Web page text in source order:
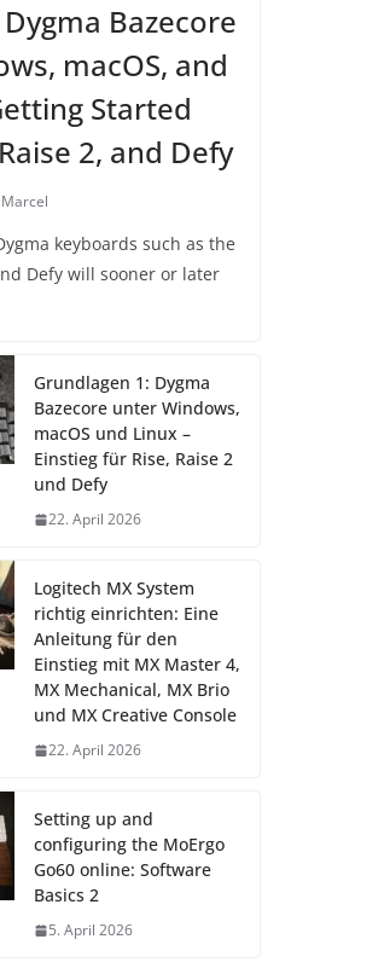
Bazecore
macOS, and
Started
2, and Defy
Marcel
keyboards such as the
Defy will sooner or later
Grundlagen 1: Dygma
Bazecore unter Windows,
macOS und Linux –
Einstieg für Rise, Raise 2
und Defy
22. April 2026
Logitech MX System
richtig einrichten: Eine
Anleitung für den
Einstieg mit MX Master 4,
MX Mechanical, MX Brio
und MX Creative Console
22. April 2026
Setting up and
configuring the MoErgo
Go60 online: Software
Basics 2
5. April 2026